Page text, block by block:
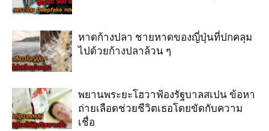
หาดก้างปลา ชายหาดของญี่ปุ่นที่ปกคลุม
ไปด้วยก้างปลาล้วน ๆ
พยานพระยะโฮวาฟ้องรัฐบาลสเปน ข้อหา
ถ่ายเลือดช่วยชีวิตเธอโดยขัดกับความ
เชื่อ